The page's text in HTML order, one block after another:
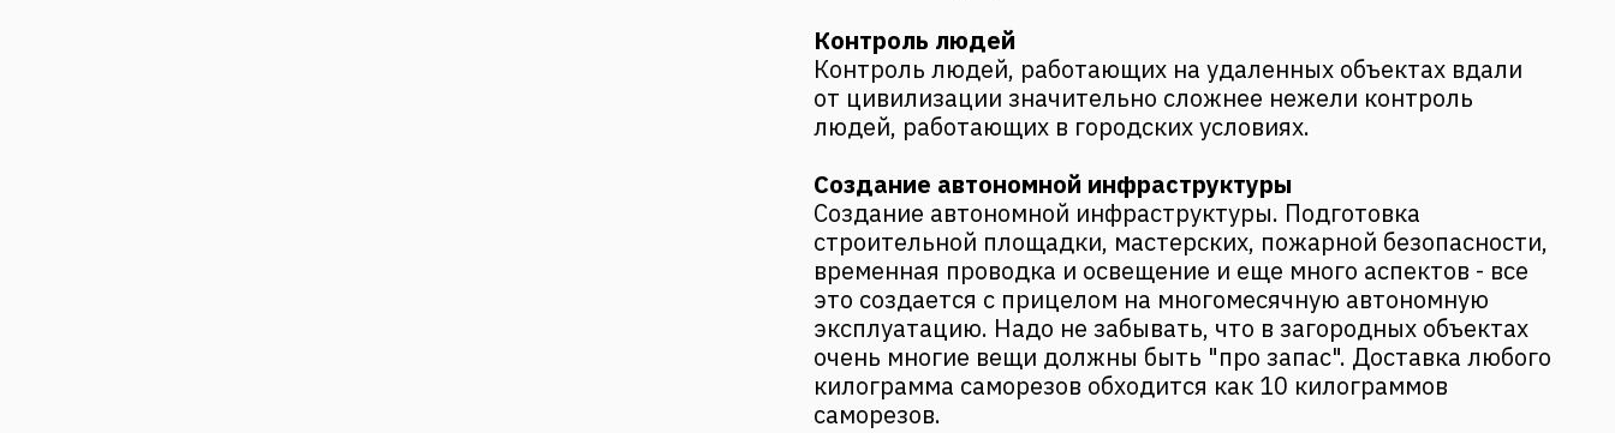
Контроль людей
Контроль людей, работающих на удаленных объектах вдали
от цивилизации значительно сложнее нежели контроль
людей, работающих в городских условиях.
Создание автономной инфраструктуры
Создание автономной инфраструктуры. Подготовка
строительной площадки, мастерских, пожарной безопасности,
временная проводка и освещение и еще много аспектов - все
это создается с прицелом на многомесячную автономную
эксплуатацию. Надо не забывать, что в загородных объектах
очень многие вещи должны быть "про запас". Доставка любого
килограмма саморезов обходится как 10 килограммов
саморезов.